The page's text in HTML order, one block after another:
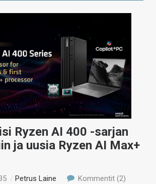
Ryzen AI 400 -sarjan
ja uusia Ryzen AI Max+
/ Petrus Laine Kommentit (2)